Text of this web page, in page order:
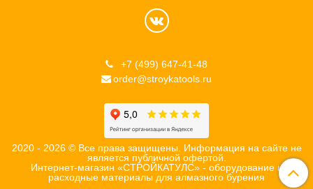
+7 (499) 647-41-48
order@stroykatools.ru
2020 - 2026 © Все права защищены. Информация на сайте не
является публичной офертой.
Интернет-магазин «СТРОЙКАТУЛС» - оборудование и
расходные материалы для алмазного бурения